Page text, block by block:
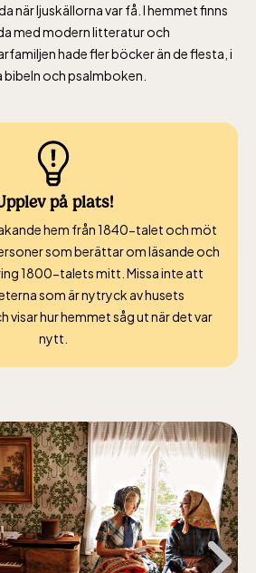
när ljuskällorna var få. I hemmet finns
med modern litteratur och
hade fler böcker än de flesta, i
bibeln och psalmboken.
på plats!
hem från 1840-taletoch möt
som berättar om läsande och
1800-talets mitt Missa inte att
som är nytryck av husets
visarhur hemmet såg ut när det var
nytt.